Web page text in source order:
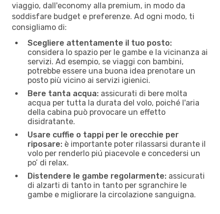
viaggio, dall'economy alla premium, in modo da
soddisfare budget e preferenze. Ad ogni modo, ti
consigliamo di:
Scegliere attentamente il tuo posto:
considera lo spazio per le gambe e la vicinanza ai
servizi. Ad esempio, se viaggi con bambini,
potrebbe essere una buona idea prenotare un
posto più vicino ai servizi igienici.
Bere tanta acqua: assicurati di bere molta
acqua per tutta la durata del volo, poiché l'aria
della cabina può provocare un effetto
disidratante.
Usare cuffie o tappi per le orecchie per
riposare: è importante poter rilassarsi durante il
volo per renderlo piú piacevole e concedersi un
po’ di relax.
Distendere le gambe regolarmente: assicurati
di alzarti di tanto in tanto per sgranchire le
gambe e migliorare la circolazione sanguigna.